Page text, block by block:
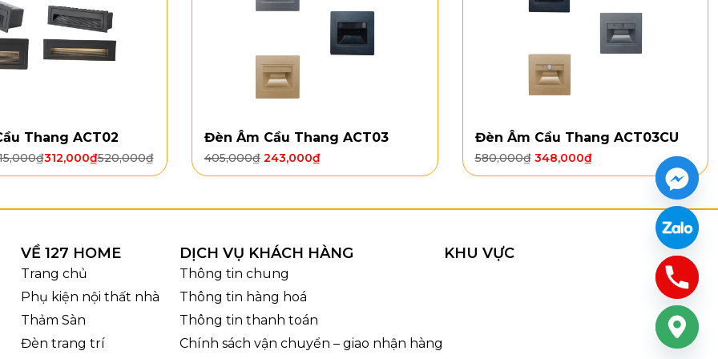
Kích thước Đèn Thả Thiết Kế TTK202
Thang ACT02
520,000₫
312,000₫
₫
Đèn Âm Cầu Thang ACT03
405,000₫ 243,000₫
Đèn Âm Cầu Thang ACT03CU
580,000₫ 348,000₫
VỀ 127 HOME
Trang chủ
Phụ kiện nội thất nhà
Thảm Sàn
Đèn trang trí
DỊCH VỤ KHÁCH HÀNG
Thông tin chung
Thông tin hàng hoá
Thông tin thanh toán
Chính sách vận chuyển – giao nhận hàng
KHU VỰC